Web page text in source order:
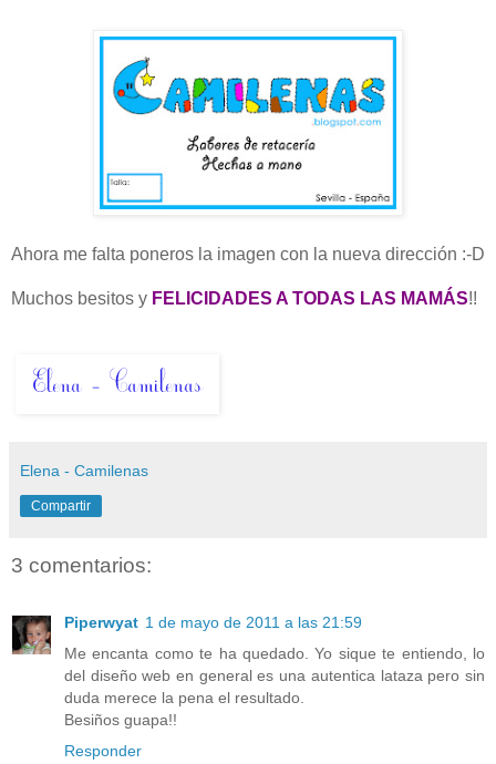
Ahora me falta poneros la imagen con la nueva dirección :-D
Muchos besitos y FELICIDADES A TODAS LAS MAMÁS!!
Elena - Camilenas
Compartir
3 comentarios:
Piperwyat 1 de mayo de 2011 a las 21:59
Me encanta como te ha quedado. Yo sique te entiendo, lo
del diseño web en general es una autentica lataza pero sin
duda merece la pena el resultado.
Besiños guapa!!
Responder